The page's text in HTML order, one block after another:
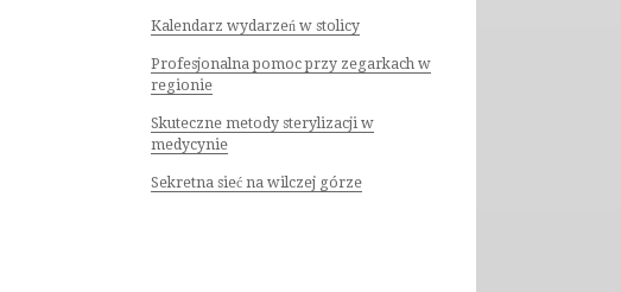
Kalendarz wydarzeń w stolicy
Profesjonalna pomoc przy zegarkach w
regionie
Skuteczne metody sterylizacji w
medycynie
Sekretna sieć na wilczej górze